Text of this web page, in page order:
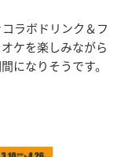
ラボドリンク＆フ
ケを楽しみながら
になりそうです。